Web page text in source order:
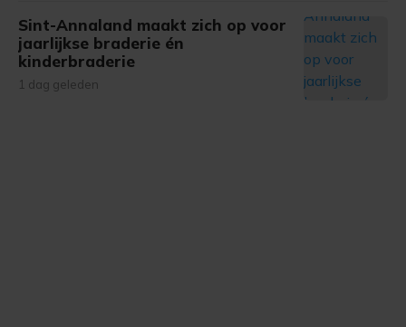
Sint-Annaland maakt zich op voor
jaarlijkse braderie én
kinderbraderie
1 dag geleden